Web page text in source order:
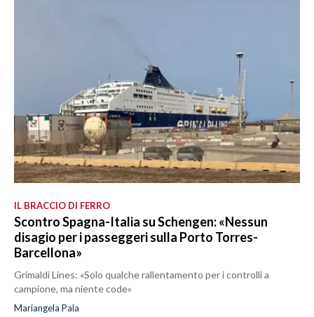
IL BRACCIO DI FERRO
Scontro Spagna-Italia su Schengen: «Nessun
disagio per i passeggeri sulla Porto Torres-
Barcellona»
Grimaldi Lines: «Solo qualche rallentamento per i controlli a
campione, ma niente code»
Mariangela Pala